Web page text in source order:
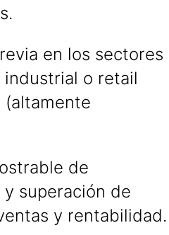
en los sectores
o retail
(altamente
de
superación de
y rentabilidad.